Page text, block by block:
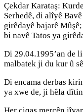
Çekdar Karataş:
Serhedê, di alîyê
girêdayê bajarê
bi navê Tatos ya
Di 29.04.1995’an de
malbatek ji du kur û
Di encama derbas
ya xwe de, ji hêla
Her çiqas mercên